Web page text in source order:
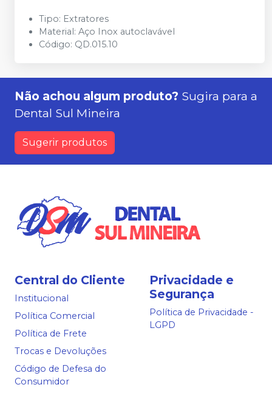
Tipo: Extratores
Material: Aço Inox autoclavável
Código: QD.015.10
Não achou algum produto? Sugira para a
Dental Sul Mineira
Sugerir produtos
Central do Cliente
Institucional
Política Comercial
Política de Frete
Trocas e Devoluções
Código de Defesa do
Consumidor
Privacidade e
Segurança
Política de Privacidade -
LGPD